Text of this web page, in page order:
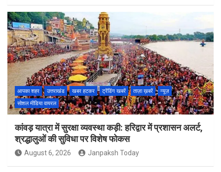
आपका शहर उत्तराखंड खबर हटकर ट्रेंडिंग खबरें ताज़ा ख़बरें
न्यूज़
सोशल मीडिया वायरल
कांवड़ यात्रा में सुरक्षा व्यवस्था कड़ी: हरिद्वार में प्रशासन अलर्ट,
श्रद्धालुओं की सुविधा पर विशेष फोकस
August 6, 2026 Janpaksh Today